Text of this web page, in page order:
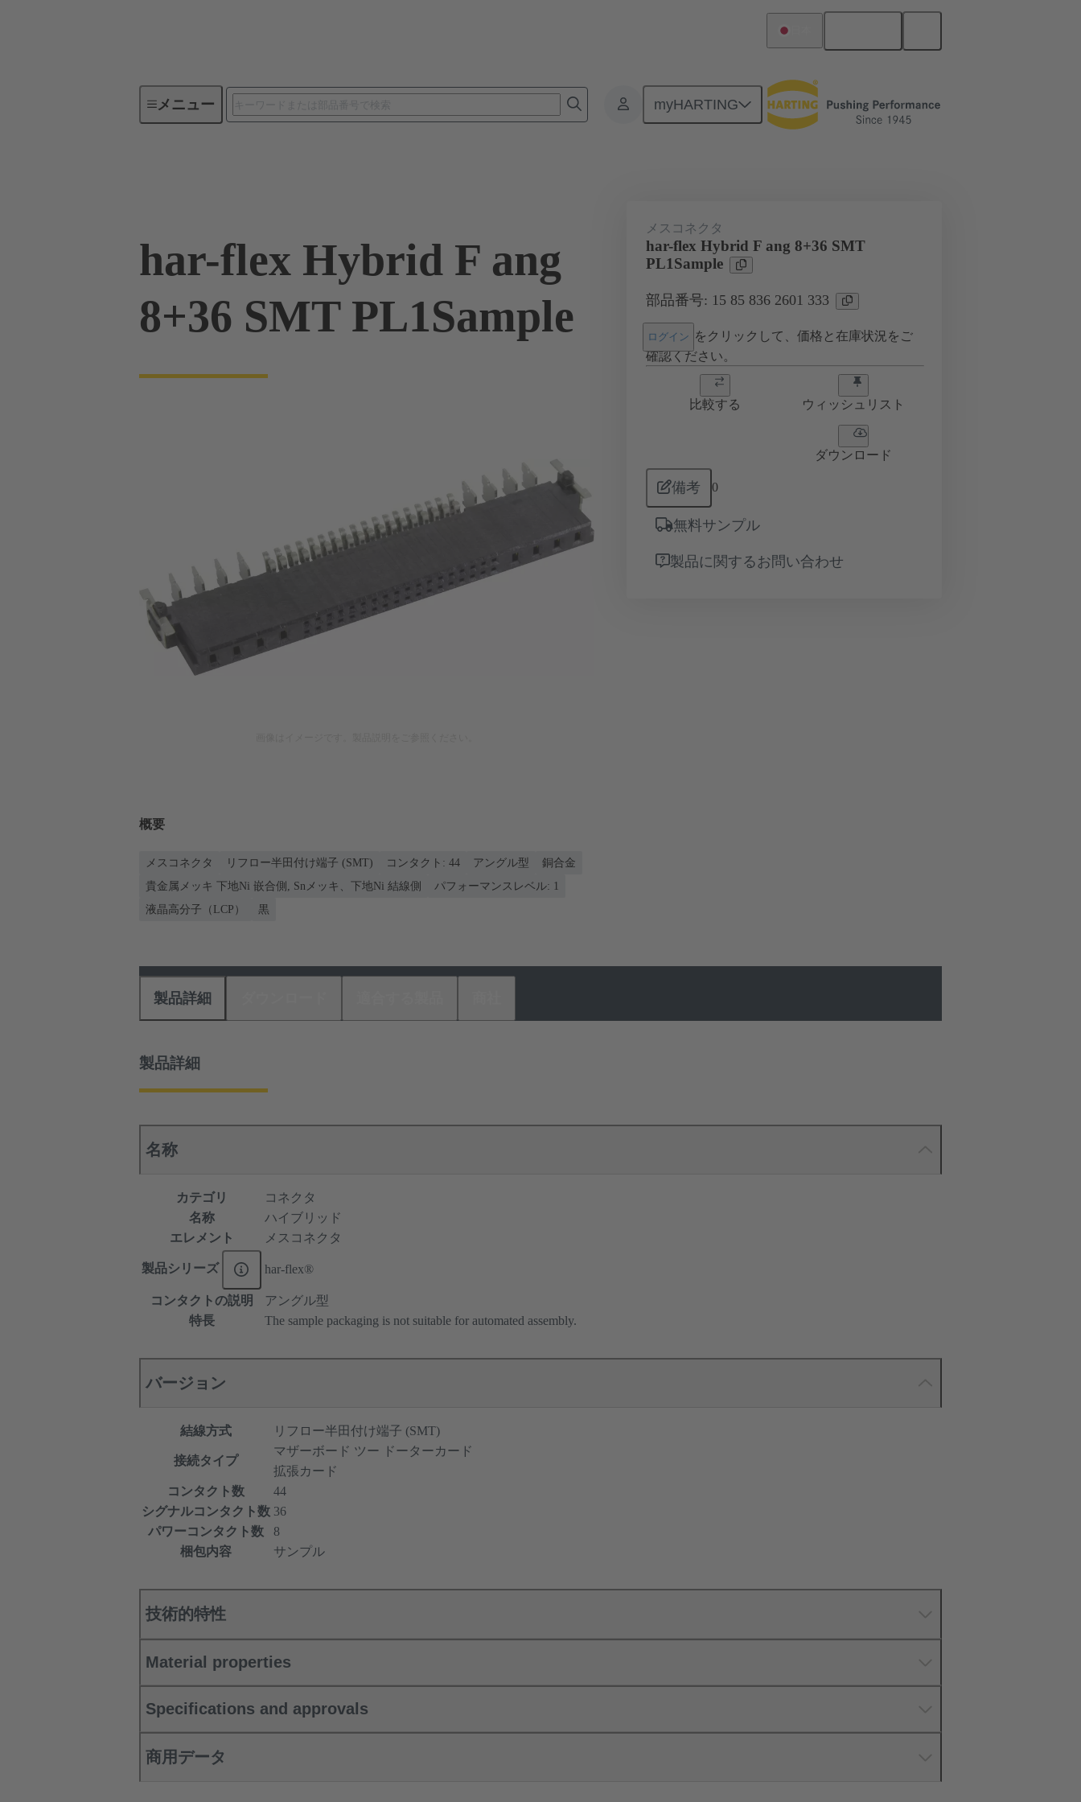
メニュー myHARTING
デバイスコネクティビティ マザーボード ツー ドーターカード接続
har-flex Hybrid F ang
8+36 SMT PL1Sample
メスコネクタ
har-flex Hybrid F ang 8+36 SMT
PL1Sample
部品番号: 15 85 836 2601 333
ログイン をクリックして、価格と在庫状況をご
確認ください。
比較する ウィッシュリスト
ダウンロード
備考 0
無料サンプル
製品に関するお問い合わせ
概要
メスコネクタ リフロー半田付け端子 (SMT) コンタクト: 44 アングル型
銅合金
貴金属メッキ 下地Ni 嵌合側, Snメッキ、下地Ni 結線側
パフォーマンスレベル: 1
液晶高分子（LCP）
黒
製品詳細
製品詳細
名称
カテゴリ
コネクタ
名称
ハイブリッド
エレメント
メスコネクタ
製品シリーズ har-flex®
コンタクトの説明
アングル型
特長
The sample packaging is not suitable for automated assembly.
バージョン
結線方式 リフロー半田付け端子 (SMT)
接続タイプ
マザーボード ツー ドーターカード
拡張カード
コンタクト数
44
シグナルコンタクト数 36
パワーコンタクト数
8
梱包内容
サンプル
技術的特性
Material properties
Specifications and approvals
商用データ